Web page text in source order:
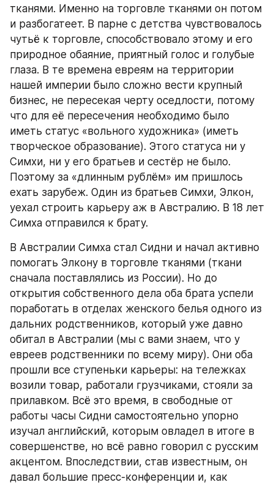
тканями. Именно на торговле тканями он потом
и разбогатеет. В парне с детства чувствовалось
чутьё к торговле, способствовало этому и его
природное обаяние, приятный голос и голубые
глаза. В те времена евреям на территории
нашей империи было сложно вести крупный
бизнес, не пересекая черту оседлости, потому
что для её пересечения необходимо было
иметь статус «вольного художника» (иметь
творческое образование). Этого статуса ни у
Симхи, ни у его братьев и сестёр не было.
Поэтому за «длинным рублём» им пришлось
ехать зарубеж. Один из братьев Симхи, Элкон,
уехал строить карьеру аж в Австралию. В 18 лет
Симха отправился к брату.
В Австралии Симха стал Сидни и начал активно
помогать Элкону в торговле тканями (ткани
сначала поставлялись из России). Но до
открытия собственного дела оба брата успели
поработать в отделах женского белья одного из
дальних родственников, который уже давно
обитал в Австралии (мы с вами знаем, что у
евреев родственники по всему миру). Они оба
прошли все ступеньки карьеры: на тележках
возили товар, работали грузчиками, стояли за
прилавком. Всё это время, в свободные от
работы часы Сидни самостоятельно упорно
изучал английский, которым овладел в итоге в
совершенстве, но всё равно говорил с русским
акцентом. Впоследствии, став известным, он
давал большие пресс-конференции и, как